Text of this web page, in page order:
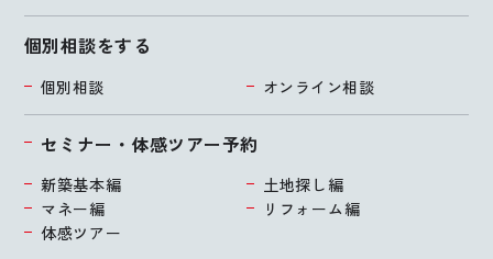
個別相談をする
個別相談 オンライン相談
セミナー・体感ツアー予約
新築基本編
土地探し編
マネー編
リフォーム編
体感ツアー